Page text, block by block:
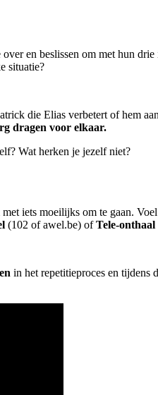
en beslissen om met hun drie
situatie?
die Elias verbetert of hem
dragen voor elkaar.
Wat herken je jezelf niet?
iets moeilijks om te gaan.
(102 of awel.be) ofTele-onthaal
in het repetitieproces en tijdens